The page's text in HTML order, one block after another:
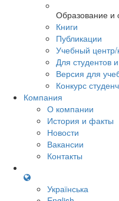
Образование и
Книги
Публикации
Учебный
Для студентов
Версия для
Конкурс
Компания
О компании
История и факты
Новости
Вакансии
Контакты
Українська